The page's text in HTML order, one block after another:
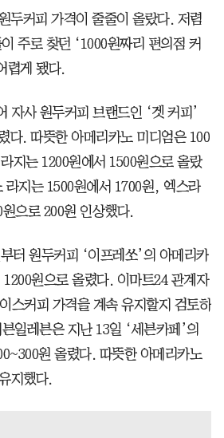
두커피 가격이 줄줄이 올랐다. 저렴
주로 찾던 ‘1000원짜리 편의점 커
렵게 됐다.
자사 원두커피 브랜드인 ‘겟 커피’
다. 따뜻한 아메리카노 미디엄은 100
지는 1200원에서 1500원으로 올랐
라지는 1500원에서 1700원, 엑스라
으로 200원 인상했다.
터 원두커피 ‘이프레쏘’의 아메리카
원으로 올렸다. 이마트24 관계자
스커피 가격을 계속 유지할지 검토하
일레븐은 지난 13일 ‘세븐카페’의
원 올렸다. 따뜻한 아메리카노
지했다.